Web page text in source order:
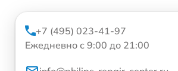
+7 (495) 023-41-97
Ежедневно с 9:00 до 21:00